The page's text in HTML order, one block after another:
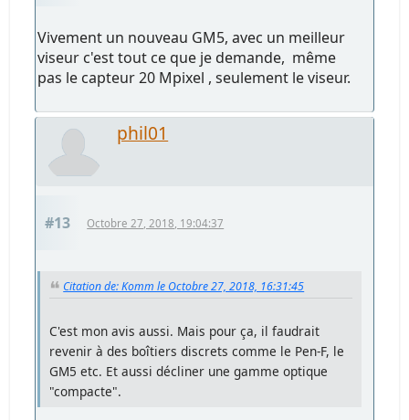
Vivement un nouveau GM5, avec un meilleur
viseur c'est tout ce que je demande, même
pas le capteur 20 Mpixel , seulement le viseur.
phil01
#13 Octobre 27, 2018, 19:04:37
Citation de: Komm le Octobre 27, 2018, 16:31:45
C'est mon avis aussi. Mais pour ça, il faudrait
revenir à des boîtiers discrets comme le Pen-F, le
GM5 etc. Et aussi décliner une gamme optique
"compacte".